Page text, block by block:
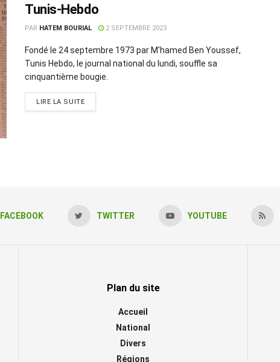
Tunis-Hebdo
PAR HATEM BOURIAL 2 SEPTEMBRE 2023
Fondé le 24 septembre 1973 par M'hamed Ben Youssef,
Tunis Hebdo, le journal national du lundi, souffle sa
cinquantième bougie.
LIRE LA SUITE
FACEBOOK TWITTER YOUTUBE
Plan du site
Accueil
National
Divers
Régions